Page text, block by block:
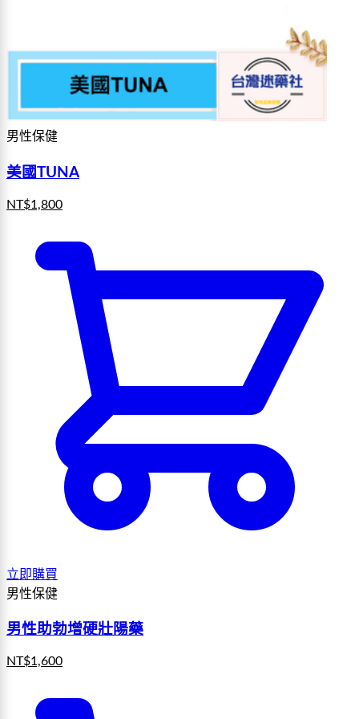
男性保健
美國TUNA
NT$1,800
立即購買
男性保健
男性助勃增硬壯陽藥
NT$1,600